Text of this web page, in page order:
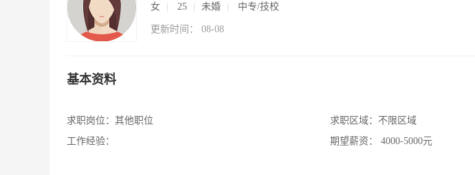
女 25 未婚 中专/技校
更新时间： 08-08
基本资料
求职岗位： 其他职位
工作经验：
求职区域： 不限区域
期望薪资：
4000-5000元